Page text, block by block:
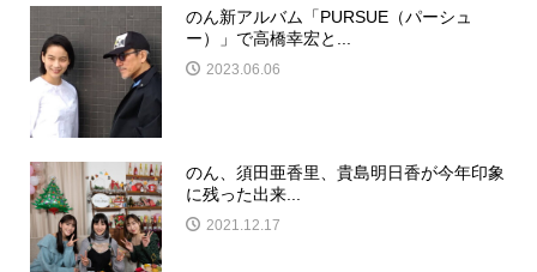
のん新アルバム「PURSUE（パーシュ
ー）」で高橋幸宏と...
2023.06.06
のん、須田亜香里、貴島明日香が今年印象
に残った出来...
2021.12.17